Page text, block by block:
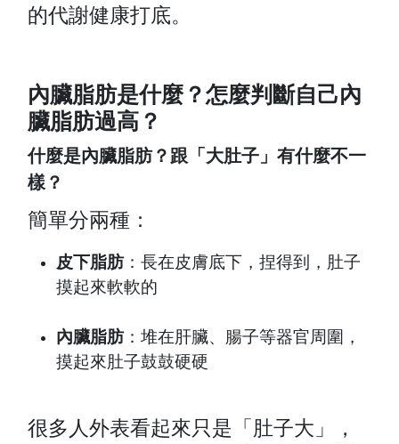
的代謝健康打底。
內臟脂肪是什麼？怎麼判斷自己內
臟脂肪過高？
什麼是內臟脂肪？跟「大肚子」有什麼不一
樣？
簡單分兩種：
皮下脂肪：長在皮膚底下，捏得到，肚子
摸起來軟軟的
內臟脂肪：堆在肝臟、腸子等器官周圍，
摸起來肚子鼓鼓硬硬
很多人外表看起來只是「肚子大」，